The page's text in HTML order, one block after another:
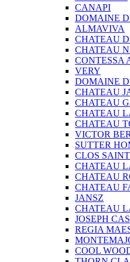
CANAPI
DOMAINE
ALMAVIVA
CHATEAU
CHATEAU
CONTESSA
VERY
DOMAINE
CHATEAU
CHATEAU
CHATEAU
CHATEAU
VICTOR
SUTTER
CLOS
CHATEAU
CHATEAU
CHATEAU
JANSZ
CHATEAU
JOSEPH
REGIA
COOL